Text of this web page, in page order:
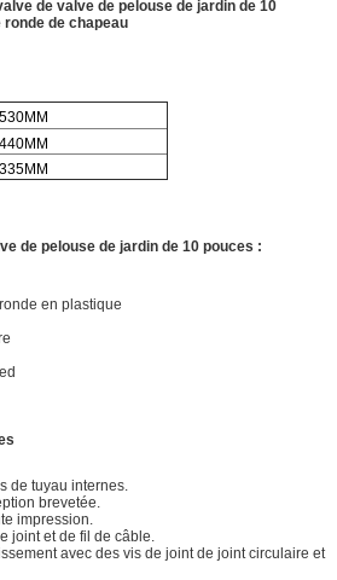
de valve de pelouse de jardin de 10
de chapeau
530MM
440MM
335MM
de pelouse de jardin de 10 pouces :
en plastique
de tuyau internes.
brevetée.
impression.
joint et de fil de câble.
avec des vis de joint de joint circulaire et